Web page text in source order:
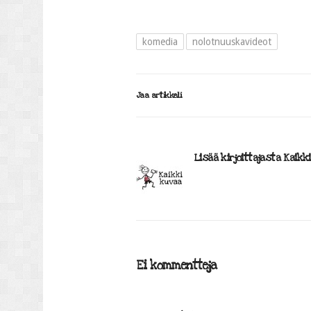
komedia nolotnuuskavideot
Jaa artikkeli
Lisää kirjoittajasta
Ei kommentteja